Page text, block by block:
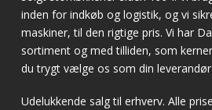
inden for indkøb og logistik, og vi
maskiner, til den rigtige pris. Vi har
sortiment og med tilliden, som
du trygt vælge os som din
Udelukkende salg til erhverv. Alle